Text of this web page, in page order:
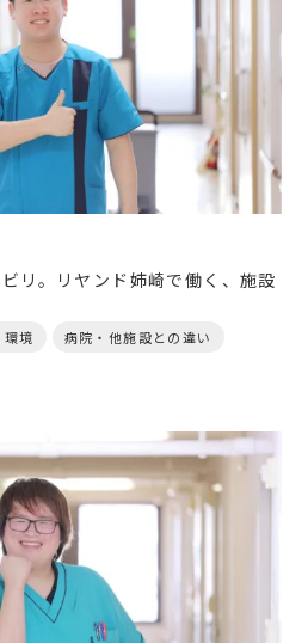
リ。リヤンド姉崎で働く、施設
環境
病院・他施設との違い